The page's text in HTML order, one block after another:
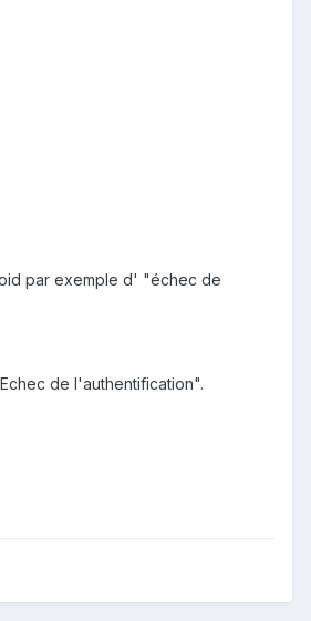
par exemple d' "échec de
de l'authentification".